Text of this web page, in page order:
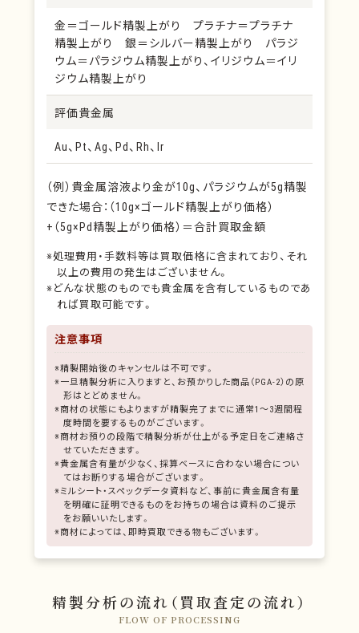
金＝ゴールド精製上がり プラチナ＝プラチナ
精製上がり 銀＝シルバー精製上がり パラジ
ウム＝パラジウム精製上がり、イリジウム＝イリ
ジウム精製上がり
評価貴金属
Au、Pt、Ag、Pd、Rh、Ir
（例）貴金属溶液より金が10g、パラジウムが5g精製
できた場合：（10g×ゴールド精製上がり価格）
+（5g×Pd精製上がり価格）＝合計買取金額
※処理費用・手数料等は買取価格に含まれており、それ
以上の費用の発生はございません。
※どんな状態のものでも貴金属を含有しているものであ
れば買取可能です。
注意事項
※精製開始後のキャンセルは不可です。
※一旦精製分析に入りますと、お預かりした商品（PGA-2）の原
形はとどめません。
※商材の状態にもよりますが精製完了までに通常1～3週間程
度時間を要するものがございます。
※商材お預りの段階で精製分析が仕上がる予定日をご連絡さ
せていただきます。
※貴金属含有量が少なく、採算ベースに合わない場合につい
てはお断りする場合がございます。
※ミルシート・スペックデータ資料など、事前に貴金属含有量
を明確に証明できるものをお持ちの場合は資料のご提示
をお願いいたします。
※商材によっては、即時買取できる物もございます。
精製分析の流れ（買取査定の流れ）
FLOW OF PROCESSING